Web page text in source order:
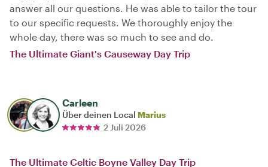
answer all our questions. He was able to tailor the tour
to our specific requests. We thoroughly enjoy the
whole day, there was so much to see and do.
The Ultimate Giant's Causeway Day Trip
Carleen
Über deinen Local Marius
2 Juli 2026
The Ultimate Celtic Boyne Valley Day Trip